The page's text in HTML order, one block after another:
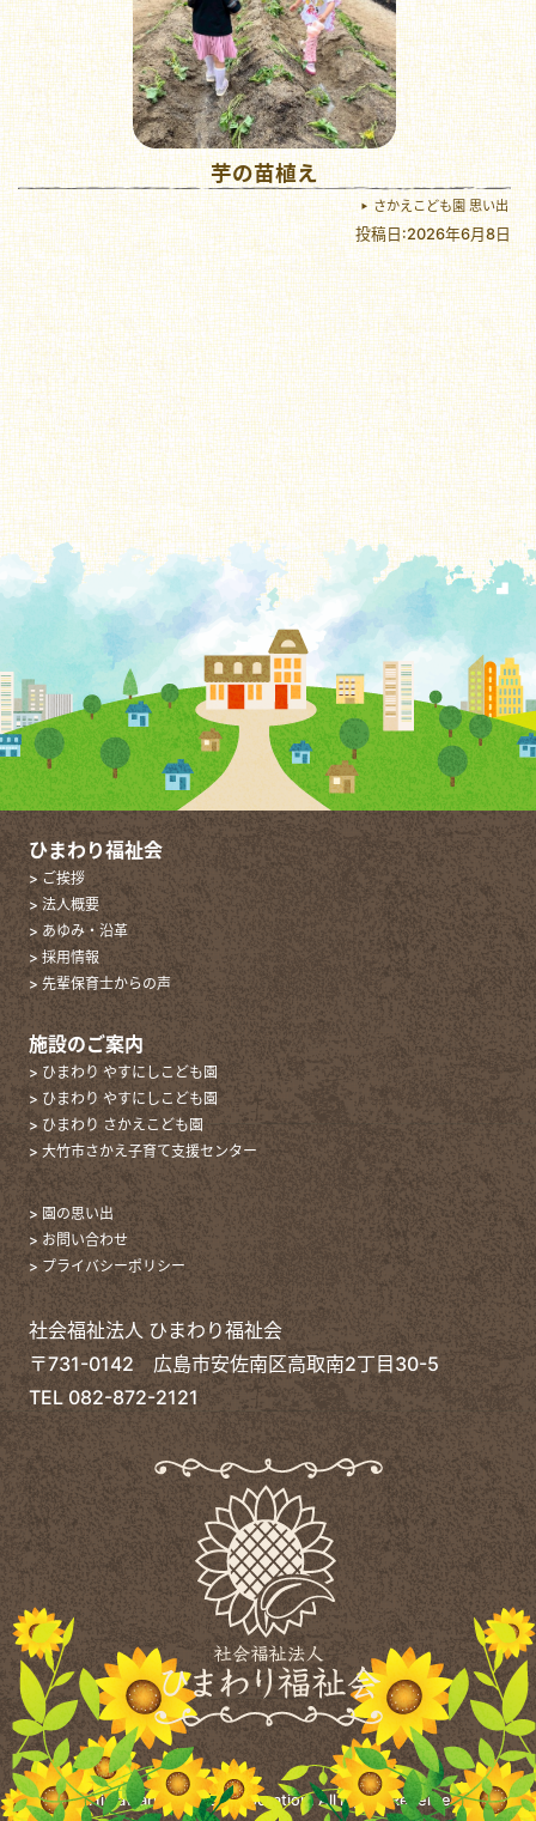
芋の苗植え
さかえこども園 思い出
投稿日:2026年6月8日
ひまわり福祉会
> ご挨拶
> 法人概要
> あゆみ・沿革
> 採用情報
> 先輩保育士からの声
施設のご案内
> ひまわり やすにしこども園
> ひまわり やすにしこども園
> ひまわり さかえこども園
> 大竹市さかえ子育て支援センター
> 園の思い出
> お問い合わせ
> プライバシーポリシー
社会福祉法人 ひまわり福祉会
〒731-0142 広島市安佐南区高取南2丁目30-5
TEL 082-872-2121
©Himawari Welfare Corporation.All Rights Reserved.